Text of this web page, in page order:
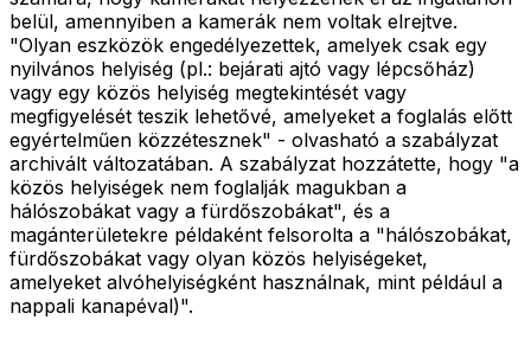
belül, amennyiben a kamerák nem voltak elrejtve.
"Olyan eszközök engedélyezettek, amelyek csak egy
nyilvános helyiség (pl.: bejárati ajtó vagy lépcsőház)
vagy egy közös helyiség megtekintését vagy
megfigyelését teszik lehetővé, amelyeket a foglalás előtt
egyértelműen közzétesznek" - olvasható a szabályzat
archivált változatában. A szabályzat hozzátette, hogy "a
közös helyiségek nem foglalják magukban a
hálószobákat vagy a fürdőszobákat", és a
magánterületekre példaként felsorolta a "hálószobákat,
fürdőszobákat vagy olyan közös helyiségeket,
amelyeket alvóhelyiségként használnak, mint például a
nappali kanapéval)".